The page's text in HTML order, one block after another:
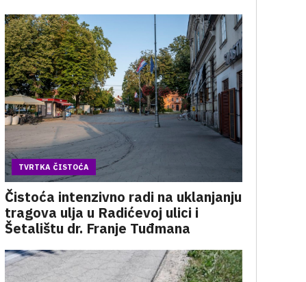
TVRTKA ČISTOĆA
Čistoća intenzivno radi na uklanjanju
tragova ulja u Radićevoj ulici i
Šetalištu dr. Franje Tuđmana